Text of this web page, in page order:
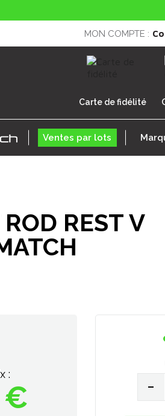
MON COMPTE :
Carte de fidélité
Ventes par lots
REST V
:
€ -